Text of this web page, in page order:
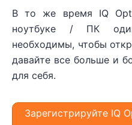
В то же время IQ
ноутбуке / ПК
необходимы, чтобы
давайте все больше и
для себя.
Зарегистрируйте IQ